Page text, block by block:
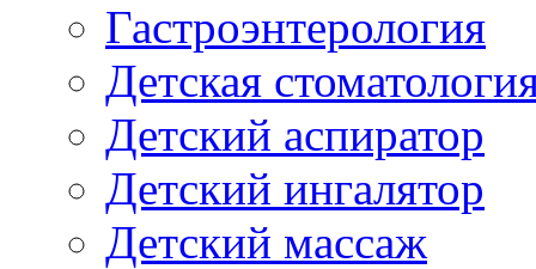
Гастроэнтерология
Детская
Детский аспиратор
Детский ингалятор
Детский массаж